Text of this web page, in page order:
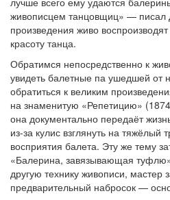
живописцем танцовщиц» — писал
произведения живо
красоту танца.
Обратимся непосредственно к
увидеть балетные па ушедшей от
обратиться к великим
на знаменитую «Репетицию»
она документально передаёт
из-за кулис взглянуть на тяжёлый
восприятия балета. Эту же тему
«Балерина, завязывающая
другую технику живописи, мастер
предварительный набросок —